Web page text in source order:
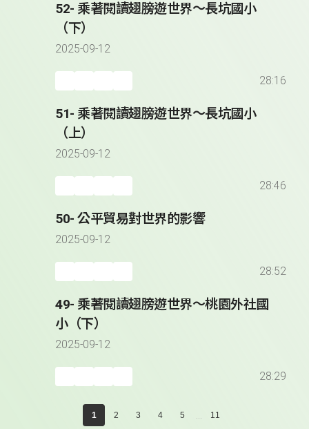
52- 乘著閱讀翅膀遊世界～長坑國小
（下）
2025-09-12
28:16
51- 乘著閱讀翅膀遊世界～長坑國小
（上）
2025-09-12
28:46
50- 公平貿易對世界的影響
2025-09-12
28:52
49- 乘著閱讀翅膀遊世界～桃園外社國
小（下）
2025-09-12
28:29
1 2 3 4 5 ... 11